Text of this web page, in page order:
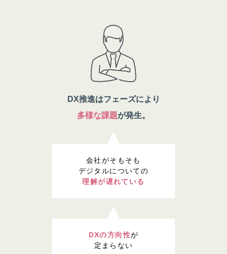
DX推進はフェーズにより
多様な課題が発生。
会社がそもそも
デジタルについての
理解が遅れている
DXの方向性が
定まらない